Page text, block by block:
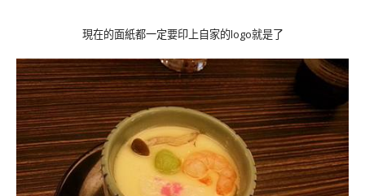
現在的面紙都一定要印上自家的logo就是了